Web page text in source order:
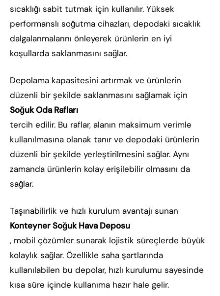
sıcaklığı sabit tutmak için kullanılır. Yüksek
performanslı soğutma cihazları, depodaki sıcaklık
dalgalanmalarını önleyerek ürünlerin en iyi
koşullarda saklanmasını sağlar.
Depolama kapasitesini artırmak ve ürünlerin
düzenli bir şekilde saklanmasını sağlamak için
Soğuk Oda Rafları
tercih edilir. Bu raflar, alanın maksimum verimle
kullanılmasına olanak tanır ve depodaki ürünlerin
düzenli bir şekilde yerleştirilmesini sağlar. Aynı
zamanda ürünlerin kolay erişilebilir olmasını da
sağlar.
Taşınabilirlik ve hızlı kurulum avantajı sunan
Konteyner Soğuk Hava Deposu
, mobil çözümler sunarak lojistik süreçlerde büyük
kolaylık sağlar. Özellikle saha şartlarında
kullanılabilen bu depolar, hızlı kurulumu sayesinde
kısa süre içinde kullanıma hazır hale gelir.